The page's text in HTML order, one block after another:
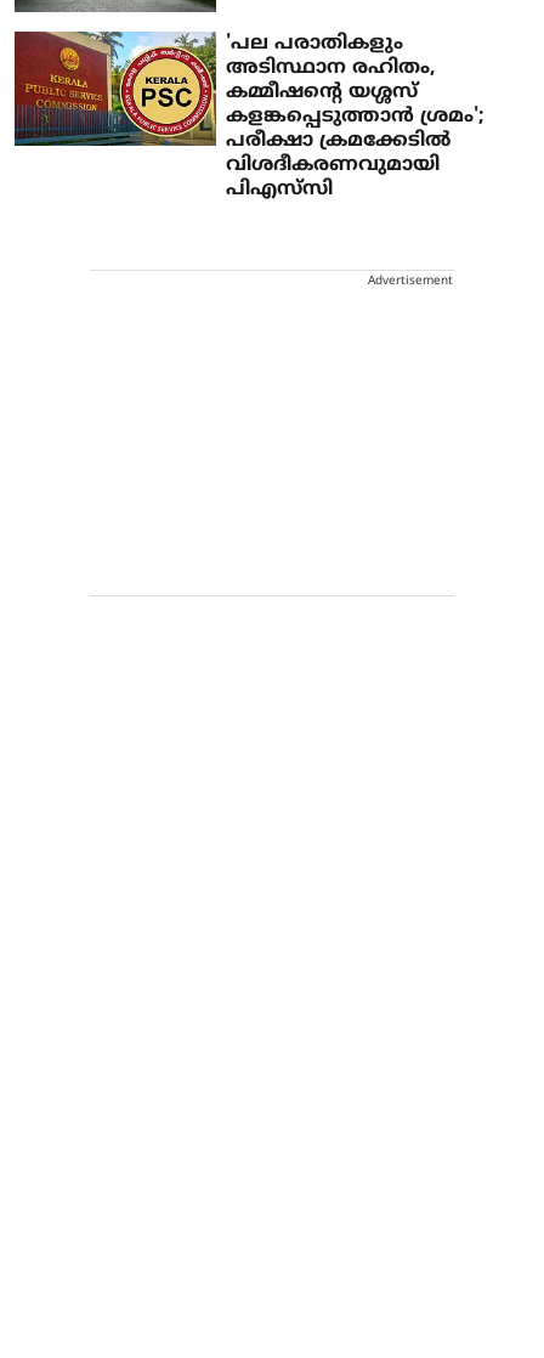
'പല പരാതികളും
അടിസ്ഥാന രഹിതം,
കമ്മീഷന്റെ യശ്ശസ്
കളങ്കപ്പെടുത്താന്‍ ശ്രമം';
പരീക്ഷാ ക്രമക്കേടില്‍
വിശദീകരണവുമായി
പിഎസ്‌സി
Advertisement